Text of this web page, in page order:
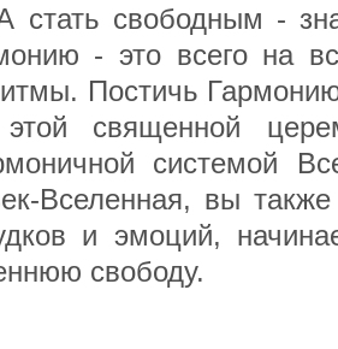
стать свободным -
- это всего на
Постичь
священной
системой
Вселенная, вы также
и эмоций,
свободу.